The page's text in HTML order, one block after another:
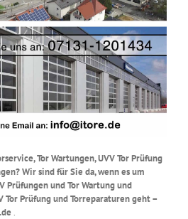
Tor Wartungen, UVV Tor Prüfung
Wir sind für Sie da, wenn es um
Prüfungen und Tor Wartung und
Tor Prüfung und Torreparaturen geht –
.